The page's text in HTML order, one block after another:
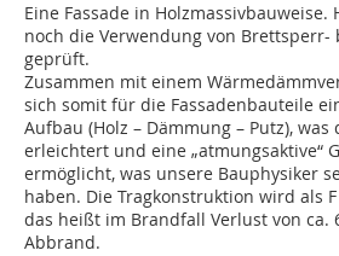
Eine Fassade in
noch die Verwendung von Brettsperr-
geprüft.
Zusammen mit einem
sich somit für die Fassadenbauteile
Aufbau (Holz – Dämmung – Putz), was
erleichtert und eine „atmungsaktive“
ermöglicht, was unsere Bauphysiker
haben. Die Tragkonstruktion wird als
das heißt im Brandfall Verlust von ca.
Abbrand.